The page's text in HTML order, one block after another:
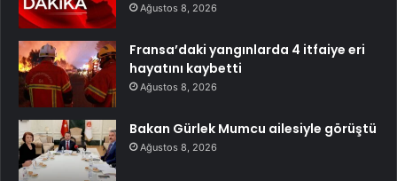
Ağustos 8, 2026
Fransa’daki yangınlarda 4 itfaiye eri
hayatını kaybetti
Ağustos 8, 2026
Bakan Gürlek Mumcu ailesiyle görüştü
Ağustos 8, 2026